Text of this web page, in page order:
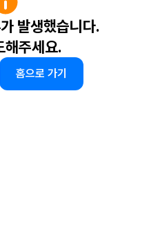
발생했습니다.
해주세요.
홈으로 가기